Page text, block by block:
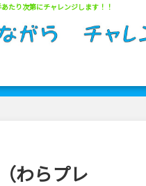
たり次第にチャレンジします！！
わらプレ